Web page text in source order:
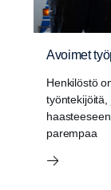
Avoimet
Henkilöstö
parempaa